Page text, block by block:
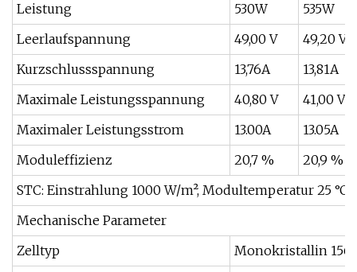
Leistung
530W
535W
Leerlaufspannung
49,00 V
49,20 V
Kurzschlussspannung
13,76A
13,81A
Maximale Leistungsspannung
40,80 V
41,00 V
Maximaler Leistungsstrom
13.00A
13.05A
Moduleffizienz
20,7 %
20,9 %
STC: Einstrahlung 1000 W/m², Modultemperatur 25 °C,
Mechanische Parameter
Zelltyp
Monokristallin 156